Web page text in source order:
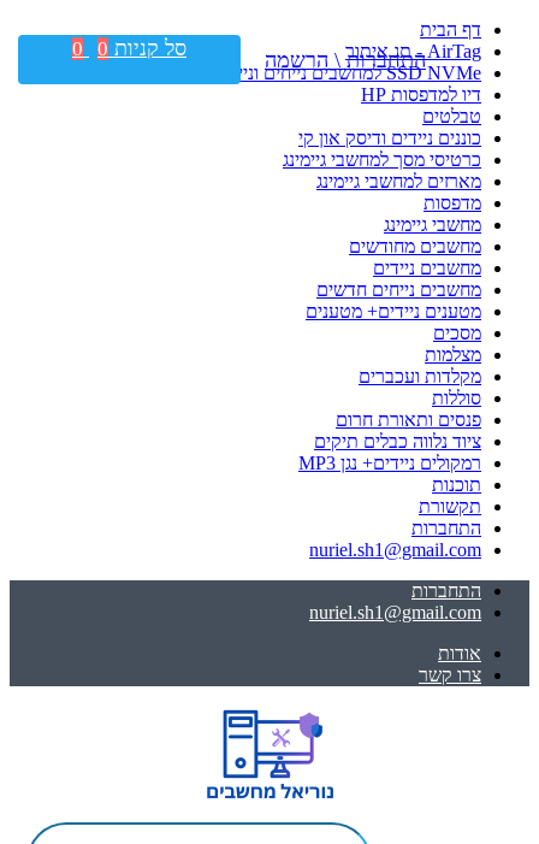
דף הבית
AirTag - תג איתור
SSD NVMe למחשבים נייחים וניידים
דיו למדפסות HP
טבלטים
כוננים ניידים ודיסק און קי
כרטיסי מסך למחשבי גיימינג
מארזים למחשבי גיימינג
מדפסות
מחשבי גיימינג
מחשבים מחודשים
מחשבים ניידים
מחשבים נייחים חדשים
מטענים ניידים+ מטענים
מסכים
מצלמות
מקלדות ועכברים
סוללות
פנסים ותאורת חרום
ציוד נלווה כבלים תיקים
רמקולים ניידים+ נגן MP3
תוכנות
תקשורת
התחברות
nuriel.sh1@gmail.com
התחברות
nuriel.sh1@gmail.com
אודות
צרו קשר
התחברות \ הרשמה סל קניות 0
0